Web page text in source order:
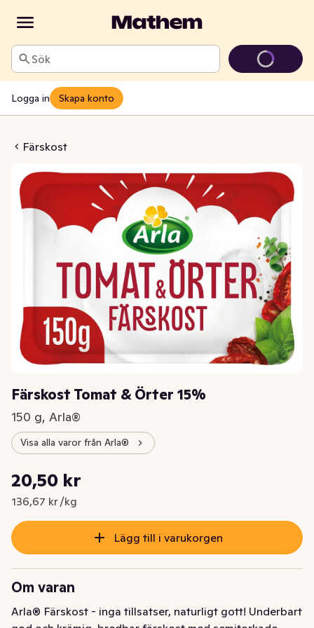
Sök
Logga in Skapa konto
Färskost
& Örter 15%
Färskost Tomat & Örter 15%
150 g, Arla®
Visa alla varor från Arla®
Nuvarande pris är: 20,50 kr
20,50 kr
136,67 kr /kg
Styckpris: 136,67 kr /kg
Lägg till i varukorgen
Om varan
Arla® Färskost - inga tillsatser, naturligt gott! Underbart